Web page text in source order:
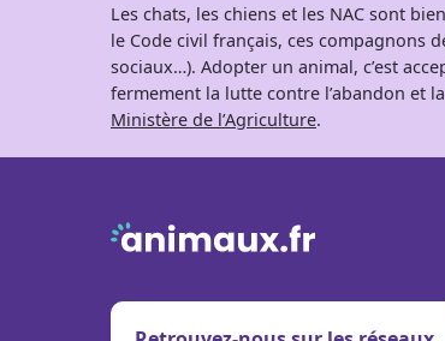
Les chats, les chiens et les NAC sont
le Code civil français, ces compagnons
sociaux…). Adopter un animal, c’est
fermement la lutte contre l’abandon et
Ministère de l’Agriculture.